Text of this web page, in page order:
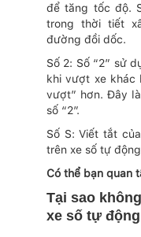
để tăng tốc độ.
trong thời tiết
đường đồi dốc.
Số 2: Số “2” sử
khi vượt xe khác
vượt” hơn. Đây
số “2”.
Số S: Viết tắt
trên xe số tự
Có thể bạn quan
Tại sao
xe số tự động